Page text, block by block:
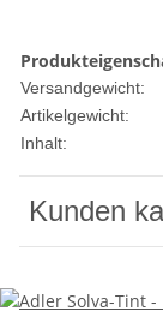
Versandgewicht:
Artikelgewicht:
Inhalt:
Kunden